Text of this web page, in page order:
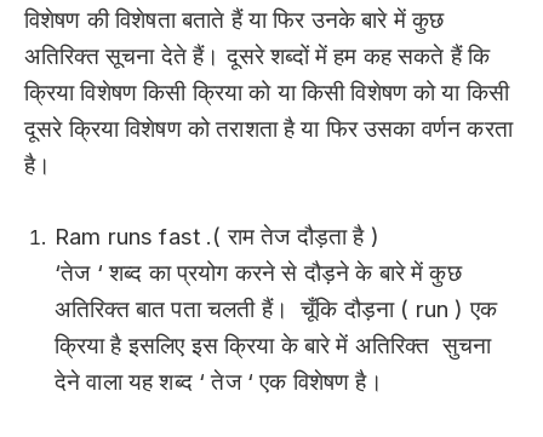
विशेषण की विशेषता बताते हैं या फिर उनके बारे में कुछ
अतिरिक्त सूचना देते हैं। दूसरे शब्दों में हम कह सकते हैं कि
क्रिया विशेषण किसी क्रिया को या किसी विशेषण को या किसी
दूसरे क्रिया विशेषण को तराशता है या फिर उसका वर्णन करता
है।
Ram runs fast .( राम तेज दौड़ता है )
‘तेज ‘ शब्द का प्रयोग करने से दौड़ने के बारे में कुछ
अतिरिक्त बात पता चलती हैं। चूँकि दौड़ना ( run ) एक
क्रिया है इसलिए इस क्रिया के बारे में अतिरिक्त सुचना
देने वाला यह शब्द ‘ तेज ‘ एक विशेषण है।